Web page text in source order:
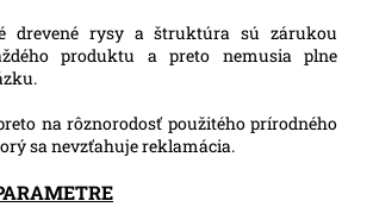
drevené rysy a štruktúra sú zárukou
produktu a preto nemusia plne
na rôznorodosť použitého prírodného
sa nevzťahuje reklamácia.